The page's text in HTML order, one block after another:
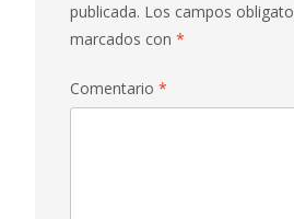
publicada. Los campos
marcados con *
Comentario *